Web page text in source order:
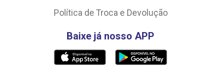
Política de Troca e Devolução
Baixe já nosso APP